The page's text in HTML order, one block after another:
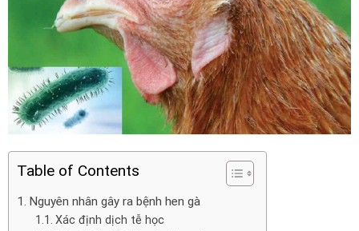
Table of Contents
Nguyên nhân gây ra bệnh hen gà
Xác định dịch tễ học